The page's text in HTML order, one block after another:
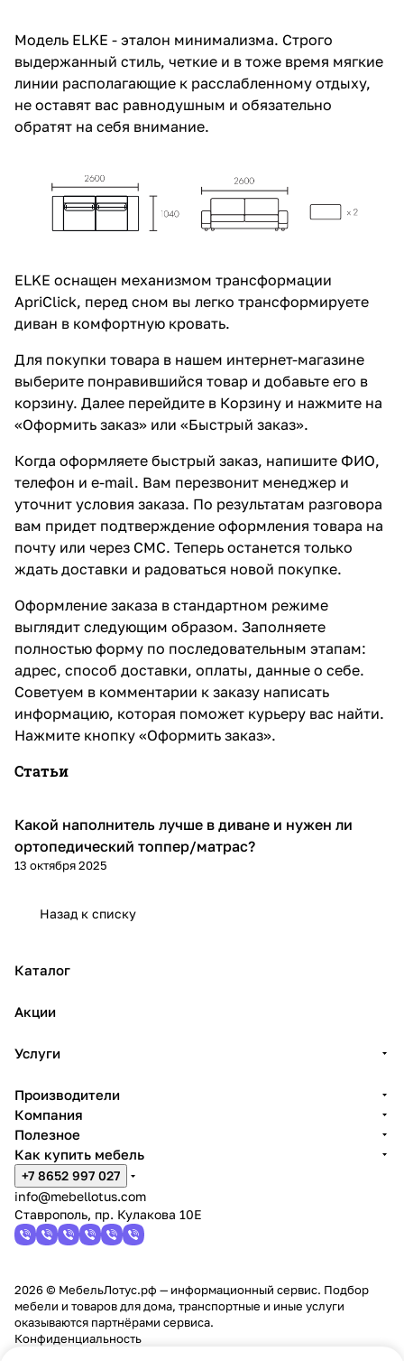
Модель ELKE - эталон минимализма. Строго
выдержанный стиль, четкие и в тоже время мягкие
линии располагающие к расслабленному отдыху,
не оставят вас равнодушным и обязательно
обратят на себя внимание.
ELKE оснащен механизмом трансформации
ApriClick, перед сном вы легко трансформируете
диван в комфортную кровать.
Для покупки товара в нашем интернет-магазине
выберите понравившийся товар и добавьте его в
корзину. Далее перейдите в Корзину и нажмите на
«Оформить заказ» или «Быстрый заказ».
Когда оформляете быстрый заказ, напишите ФИО,
телефон и e-mail. Вам перезвонит менеджер и
уточнит условия заказа. По результатам разговора
вам придет подтверждение оформления товара на
почту или через СМС. Теперь останется только
ждать доставки и радоваться новой покупке.
Оформление заказа в стандартном режиме
выглядит следующим образом. Заполняете
полностью форму по последовательным этапам:
адрес, способ доставки, оплаты, данные о себе.
Советуем в комментарии к заказу написать
информацию, которая поможет курьеру вас найти.
Нажмите кнопку «Оформить заказ».
Статьи
Диваны и кресла
Какой наполнитель лучше в диване и нужен ли
ортопедический топпер/матрас?
13 октября 2025
Назад к списку
Каталог
Акции
Услуги
Производители
Компания
Полезное
Как купить мебель
+7 8652 997 027
info@mebellotus.com
Ставрополь, пр. Кулакова 10Е
2026 © МебельЛотус.рф — информационный сервис. Подбор
мебели и товаров для дома, транспортные и иные услуги
оказываются партнёрами сервиса.
Конфиденциальность